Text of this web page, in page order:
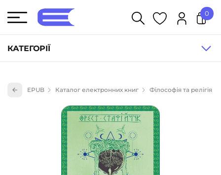
КАТЕГОРІЇ
Книги для дітей (835)
Книги для підлітків (240)
Науково-популярна література (1015)
Навчальна література та посібники (527)
Енциклопедії, довідники, словники (55)
0
EPUB Каталог електронних книг Філософія та релігія